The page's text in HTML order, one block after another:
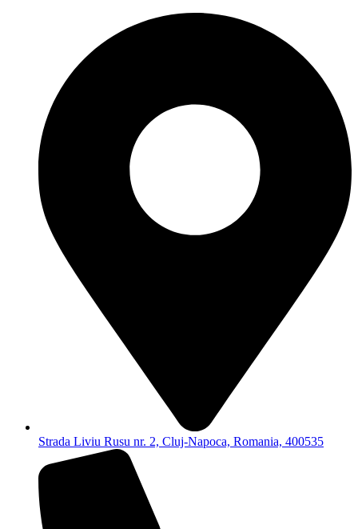
Strada Liviu Rusu nr. 2, Cluj-Napoca, Romania, 400535